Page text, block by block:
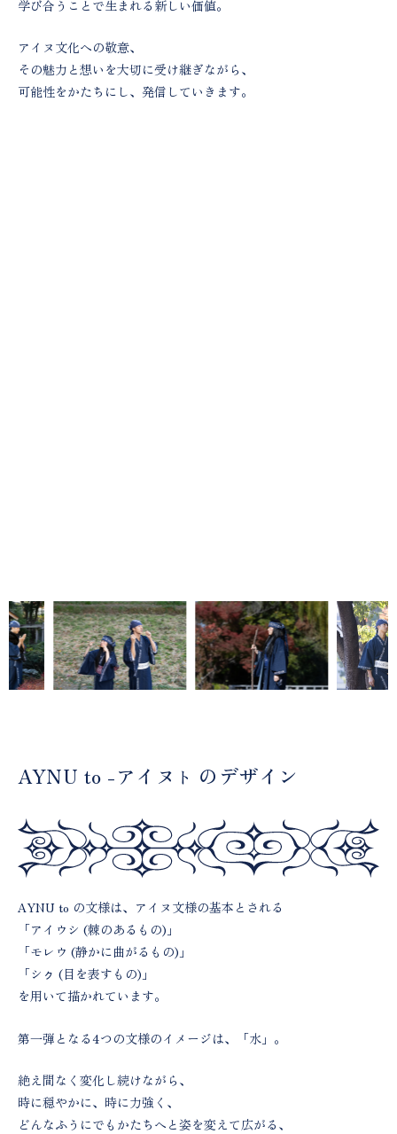
学び合うことで生まれる新しい価値。
アイヌ文化への敬意、
その魅力と想いを大切に受け継ぎながら、
可能性をかたちにし、 発信していきます。
AYNU to -アイヌ ト のデザイン
AYNU to の文様は、アイヌ文様の基本とされる
「アイウシ (棘のあるもの)」
「モレウ (静かに曲がるもの)」
「シㇰ (目を表すもの)」
を用いて描かれています。
第一弾となる4つの文様のイメージは、「水」。
絶え間なく変化し続けながら、
時に穏やかに、時に力強く、
どんなふうにでもかたちへと姿を変えて広がる、